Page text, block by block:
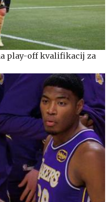
play-off kvalifikacij za